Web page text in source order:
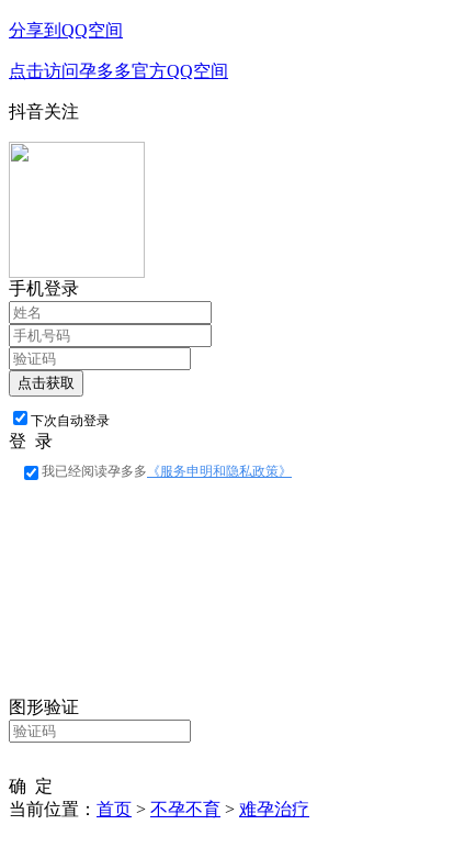
分享到QQ空间
点击访问孕多多官方QQ空间
抖音关注
手机登录
点击获取
下次自动登录
登 录
我已经阅读孕多多 《服务申明和隐私政策》
图形验证
确 定
当前位置： 首页 > 不孕不育 > 难孕治疗